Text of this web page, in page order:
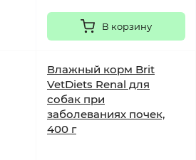
В корзину
Влажный корм Brit
VetDiets Renal для
собак при
заболеваниях почек,
400 г